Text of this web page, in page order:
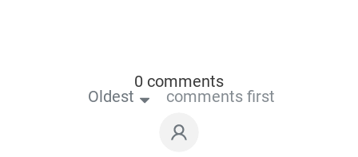
0 comments
Oldest comments first